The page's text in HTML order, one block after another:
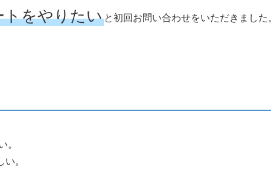
トをやりたい と初回お問い合わせをいただきました
。
。